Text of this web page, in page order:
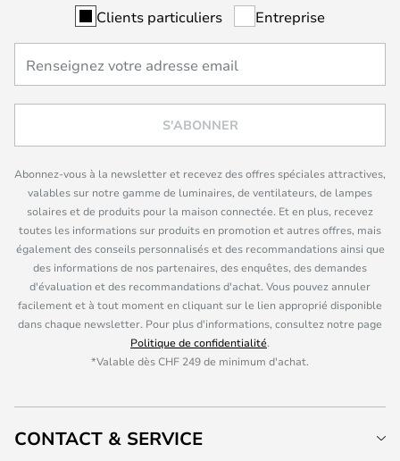
Clients particuliers Entreprise
S'ABONNER
Abonnez-vous à la newsletter et recevez des offres spéciales attractives,
valables sur notre gamme de luminaires, de ventilateurs, de lampes
solaires et de produits pour la maison connectée. Et en plus, recevez
toutes les informations sur produits en promotion et autres offres, mais
également des conseils personnalisés et des recommandations ainsi que
des informations de nos partenaires, des enquêtes, des demandes
d'évaluation et des recommandations d'achat. Vous pouvez annuler
facilement et à tout moment en cliquant sur le lien approprié disponible
dans chaque newsletter. Pour plus d'informations, consultez notre page
Politique de confidentialité.
*Valable dès CHF 249 de minimum d'achat.
CONTACT & SERVICE